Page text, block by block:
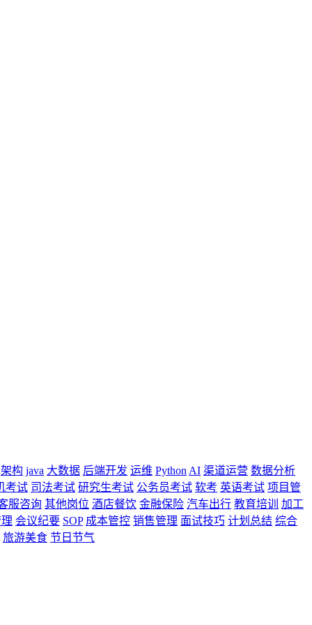
架构 java 大数据 后端开发 运维 Python AI 渠道运营 数据分析
考试 司法考试 研究生考试 公务员考试 软考 英语考试 项目管
服咨询 其他岗位 酒店餐饮 金融保险 汽车出行 教育培训
加工
会议纪要 SOP 成本管控 销售管理 面试技巧 计划总结 综合
旅游美食 节日节气